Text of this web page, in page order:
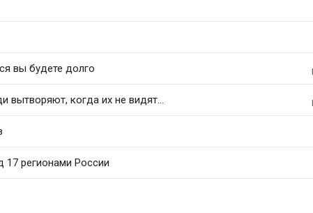
вы будете долго
когда их не видят...
17 регионами России